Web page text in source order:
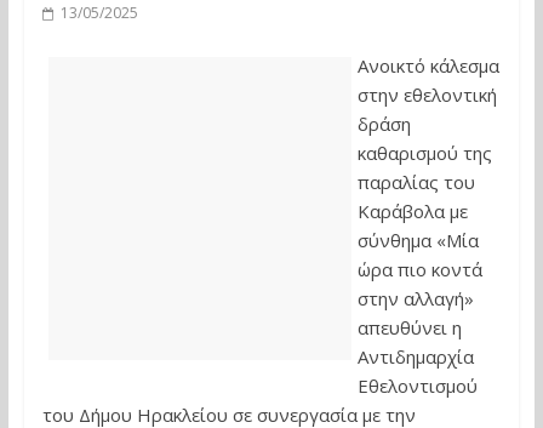
13/05/2025
Ανοικτό κάλεσμα
στην εθελοντική
δράση
καθαρισμού της
παραλίας του
Καράβολα με
σύνθημα «Μία
ώρα πιο κοντά
στην αλλαγή»
απευθύνει η
Αντιδημαρχία
Εθελοντισμού
του Δήμου Ηρακλείου σε συνεργασία με την